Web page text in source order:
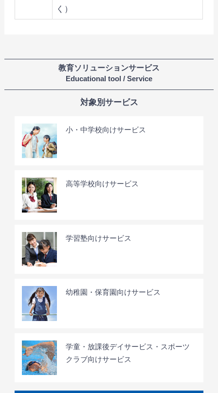
く）
教育ソリューションサービス
Educational tool / Service
対象別サービス
小・中学校向けサービス
高等学校向けサービス
学習塾向けサービス
幼稚園・保育園向けサービス
学童・放課後デイサービス・スポーツ
クラブ向けサービス